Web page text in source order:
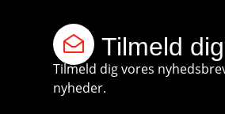
Tilmeld
Tilmeld dig vores
nyheder.